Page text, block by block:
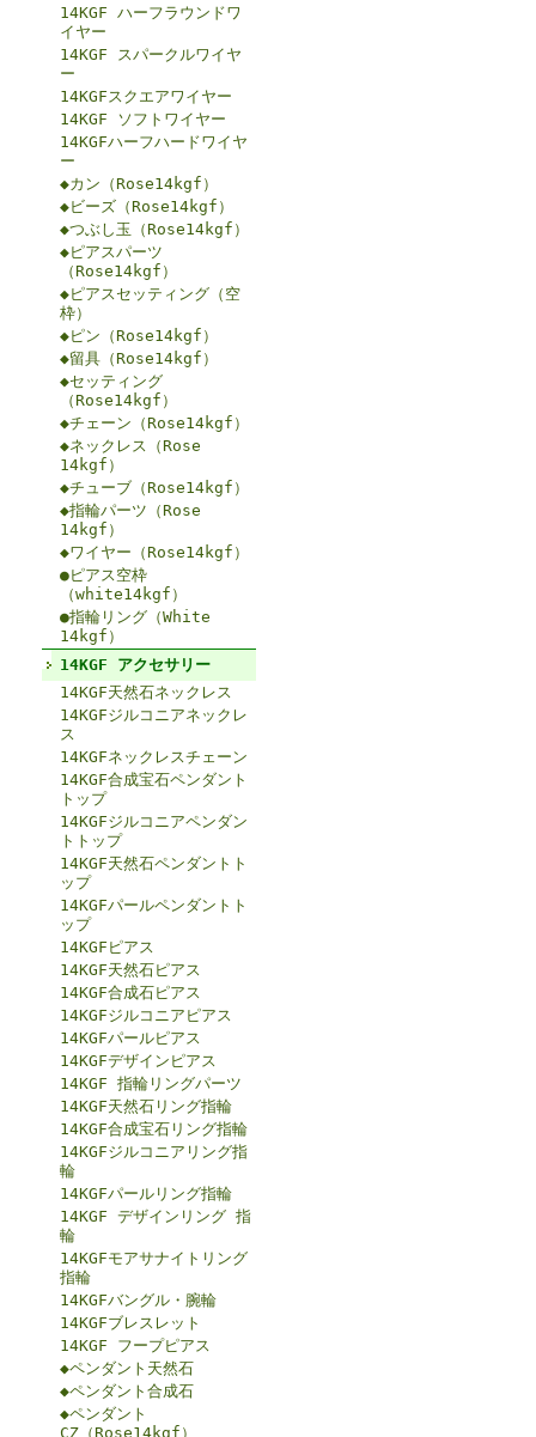
14KGF ハーフラウンドワ
イヤー
14KGF スパークルワイヤ
ー
14KGFスクエアワイヤー
14KGF ソフトワイヤー
14KGFハーフハードワイヤ
ー
◆カン（Rose14kgf）
◆ビーズ（Rose14kgf）
◆つぶし玉（Rose14kgf）
◆ピアスパーツ
（Rose14kgf）
◆ピアスセッティング（空
枠）
◆ピン（Rose14kgf）
◆留具（Rose14kgf）
◆セッティング
（Rose14kgf）
◆チェーン（Rose14kgf）
◆ネックレス（Rose
14kgf）
◆チューブ（Rose14kgf）
◆指輪パーツ（Rose
14kgf）
◆ワイヤー（Rose14kgf）
●ピアス空枠
（white14kgf）
●指輪リング（White
14kgf）
14KGF アクセサリー
14KGF天然石ネックレス
14KGFジルコニアネックレ
ス
14KGFネックレスチェーン
14KGF合成宝石ペンダント
トップ
14KGFジルコニアペンダン
トトップ
14KGF天然石ペンダントト
ップ
14KGFパールペンダントト
ップ
14KGFピアス
14KGF天然石ピアス
14KGF合成石ピアス
14KGFジルコニアピアス
14KGFパールピアス
14KGFデザインピアス
14KGF 指輪リングパーツ
14KGF天然石リング指輪
14KGF合成宝石リング指輪
14KGFジルコニアリング指
輪
14KGFパールリング指輪
14KGF デザインリング 指
輪
14KGFモアサナイトリング
指輪
14KGFバングル・腕輪
14KGFブレスレット
14KGF フープピアス
◆ペンダント天然石
◆ペンダント合成石
◆ペンダント
CZ（Rose14kgf）